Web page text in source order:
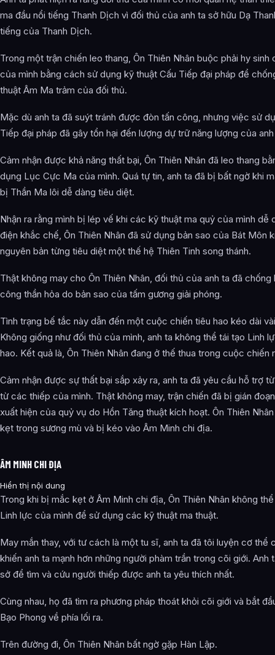
ma đầu nổi tiếng Thanh Dịch vì đối thủ của anh ta sở hữu Dạ
tiếng của Thanh Dịch.
Trong một trận chiến leo thang, Ôn Thiên Nhân buộc phải hy sinh
của mình bằng cách sử dụng kỹ thuật Cấu Tiếp đại pháp để
thuật Âm Ma trảm của đối thủ.
Mặc dù anh ta đã suýt tránh được đòn tấn công, nhưng việc sử
Tiếp đại pháp đã gây tổn hại đến lượng dự trữ năng lượng của
Cảm nhận được khả năng thất bại, Ôn Thiên Nhân đã leo thang
dụng Lục Cực Ma của mình. Quá tự tin, anh ta đã bị bất ngờ khi
bị Thần Ma lôi dễ dàng tiêu diệt.
Nhận ra rằng mình bị lép vế khi các kỹ thuật ma quỷ của mình dễ
điện khắc chế, Ôn Thiên Nhân đã sử dụng bản sao của Bát Môn
nguyên bản từng tiêu diệt một thế hệ Thiên Tinh song thánh.
Thật không may cho Ôn Thiên Nhân, đối thủ của anh ta đã chống
công thần hỏa do bản sao của tấm gương giải phóng.
Tình trạng bế tắc này dẫn đến một cuộc chiến tiêu hao kéo dài
Không giống như đối thủ của mình, anh ta không thể tái tạo Linh
hao. Kết quả là, Ôn Thiên Nhân đang ở thế thua trong cuộc chiến
Cảm nhận được sự thất bại sắp xảy ra, anh ta đã yêu cầu hỗ trợ
từ các thiếp của mình. Thật không may, trận chiến đã bị gián
xuất hiện của quỷ vụ do Hồn Tăng thuật kích hoạt. Ôn Thiên
kẹt trong sương mù và bị kéo vào Âm Minh chi địa.
ÂM MINH CHI ĐỊA
Hiển thị nội dung
Trong khi bị mắc kẹt ở Âm Minh chi địa, Ôn Thiên Nhân không
Linh lực của mình để sử dụng các kỹ thuật ma thuật.
May mắn thay, với tư cách là một tu sĩ, anh ta đã tôi luyện cơ thể
khiến anh ta mạnh hơn những người phàm trần trong cõi giới. Anh
sở để tìm và cứu người thiếp được anh ta yêu thích nhất.
Cùng nhau, họ đã tìm ra phương pháp thoát khỏi cõi giới và bắt
Bạo Phong về phía lối ra.
Trên đường đi, Ôn Thiên Nhân bất ngờ gặp Hàn Lập.